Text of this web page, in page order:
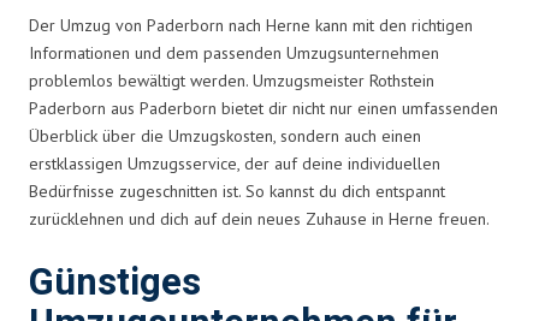
Der Umzug von Paderborn nach Herne kann mit den richtigen
Informationen und dem passenden Umzugsunternehmen
problemlos bewältigt werden. Umzugsmeister Rothstein
Paderborn aus Paderborn bietet dir nicht nur einen umfassenden
Überblick über die Umzugskosten, sondern auch einen
erstklassigen Umzugsservice, der auf deine individuellen
Bedürfnisse zugeschnitten ist. So kannst du dich entspannt
zurücklehnen und dich auf dein neues Zuhause in Herne freuen.
Günstiges